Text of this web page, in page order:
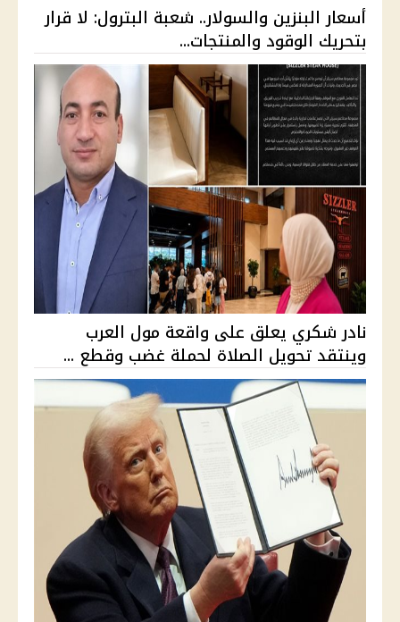
أسعار البنزين والسولار.. شعبة البترول: لا قرار
بتحريك الوقود والمنتجات...
نادر شكري يعلق على واقعة مول العرب
وينتقد تحويل الصلاة لحملة غضب وقطع ...